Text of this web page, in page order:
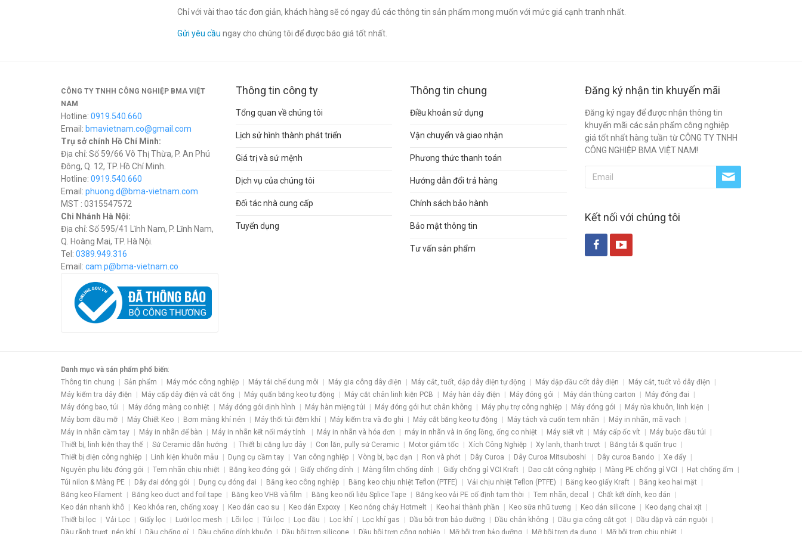
Chỉ với vài thao tác đơn giản, khách hàng sẽ có ngay đủ các thông tin sản phẩm mong muốn với mức giá cạnh tranh nhất.
Gửi yêu cầu ngay cho chúng tôi để được báo giá tốt nhất.
CÔNG TY TNHH CÔNG NGHIỆP BMA VIỆT
NAM
Hotline: 0919.540.660
Email: bmavietnam.co@gmail.com
Trụ sở chính Hồ Chí Minh:
Địa chỉ: Số 59/66 Võ Thị Thừa, P. An Phú
Đông, Q. 12, TP. Hồ Chí Minh.
Hotline: 0919.540.660
Email: phuong.d@bma-vietnam.com
MST : 0315547572
Chi Nhánh Hà Nội:
Địa chỉ: Số 595/41 Lĩnh Nam, P. Lĩnh Nam,
Q. Hoàng Mai, TP. Hà Nội.
Tel: 0389.949.316
Email: cam.p@bma-vietnam.co
Thông tin công ty
Tổng quan về chúng tôi
Lịch sử hình thành phát triển
Giá trị và sứ mệnh
Dịch vụ của chúng tôi
Đối tác nhà cung cấp
Tuyển dụng
Thông tin chung
Điều khoản sử dụng
Vận chuyển và giao nhận
Phương thức thanh toán
Hướng dẫn đổi trả hàng
Chính sách bảo hành
Bảo mật thông tin
Tư vấn sản phẩm
Đăng ký nhận tin khuyến mãi
Đăng ký ngay để được nhận thông tin
khuyến mãi các sản phẩm công nghiệp
giá tốt nhất hàng tuần từ CÔNG TY TNHH
CÔNG NGHIỆP BMA VIỆT NAM!
Kết nối với chúng tôi
Danh mục và sản phẩm phổ biến:
Thông tin chung
Sản phẩm Máy móc công nghiệp Máy tái chế dung môi Máy gia công dây điện Máy cắt, tuốt, dập dây điện tự động Máy dập đầu cốt dây điện
Máy cắt, tuốt vỏ dây điện
Máy kiểm tra dây điện
Máy cấp dây điện và cắt ống Máy quấn băng keo tự động Máy cắt chân linh kiện PCB Máy hàn dây điện Máy đóng gói Máy dán thùng carton
Máy đóng đai
Máy đóng bao, túi
Máy đóng màng co nhiệt Máy đóng gói định hình Máy hàn miệng túi Máy đóng gói hut chân không Máy phụ trợ công nghiệp Máy đóng gói
Máy rửa khuôn, linh kiện
Máy bơm dầu mỡ
Máy Chiết Keo Bơm màng khí nén Máy thổi túi đệm khí Máy kiểm tra và đo ghi Máy cắt băng keo tự động Máy tách và cuốn tem nhãn
Máy in nhãn, mã vạch
Máy in nhãn cầm tay
Máy in nhãn để bàn Máy in nhãn kết nối máy tính Máy in nhãn và hóa đơn máy in nhãn và in ống lồng, ống co nhiệt Máy siết vít Máy cấp ốc vít
Máy buộc đầu túi
Thiết bị, linh kiện thay thế
Sứ Ceramic dẫn hướng Thiết bị căng lực dây Con lăn, pully sứ Ceramic Motor giảm tốc Xích Công Nghiệp Xy lanh, thanh trượt
Băng tải & quấn trục
Thiết bị điện công nghiệp
Linh kiện khuôn mẫu Dụng cụ cầm tay Van công nghiệp Vòng bi, bạc đạn Ron và phớt Dây Curoa Dây Curoa Mitsuboshi Dây curoa Bando
Xe đẩy
Nguyên phụ liệu đóng gói
Tem nhãn chịu nhiệt Băng keo đóng gói Giấy chống dính Màng film chống dính Giấy chống gỉ VCI Kraft Dao cắt công nghiệp Màng PE chống gỉ VCI
Hạt chống ẩm
Túi nilon & Màng PE
Dây đai đóng gói Dụng cụ đóng đai Băng keo công nghiệp Băng keo chịu nhiệt Teflon (PTFE) Vải chịu nhiệt Teflon (PTFE) Băng keo giấy Kraft
Băng keo hai mặt
Băng keo Filament
Băng keo duct and foil tape Băng keo VHB và film Băng keo nối liệu Splice Tape Băng keo vải PE cố định tạm thời Tem nhãn, decal
Chất kết dính, keo dán
Keo dán nhanh khô
Keo khóa ren, chống xoay Keo dán cao su Keo dán Expoxy Keo nóng chảy Hotmelt Keo hai thành phần Keo sữa nhũ tương Keo dán silicone
Keo dạng chai xịt
Thiết bị lọc
Vải Lọc Giấy lọc Lưới lọc mesh Lõi lọc Túi lọc Lọc dầu Lọc khí Lọc khí gas Dầu bôi trơn bảo dưỡng Dầu chân không Dầu gia công cắt gọt
Dầu dập và cán nguội
Dầu rãnh trượt, nén khí
Dầu chống gỉ Dầu chống dính khuôn Dầu bôi trơn silicone Dầu bôi trơn công nghiệp Mỡ bôi trơn bảo dưỡng Mỡ bôi trơn đa dụng Mỡ bôi trơn chịu nhiệt